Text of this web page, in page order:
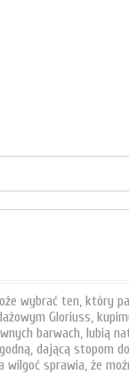
wybrać ten, który
Gloriuss,
barwach, lubią
dającą stopom
sprawia, że